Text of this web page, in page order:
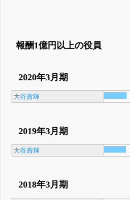
報酬1億円以上の役員
2020年3月期
大谷壽輝
2019年3月期
大谷壽輝
2018年3月期